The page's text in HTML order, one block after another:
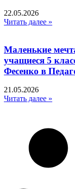
22.05.2026
Читать далее »
Маленькие
учащиеся 5
Фесенко в
21.05.2026
Читать далее »